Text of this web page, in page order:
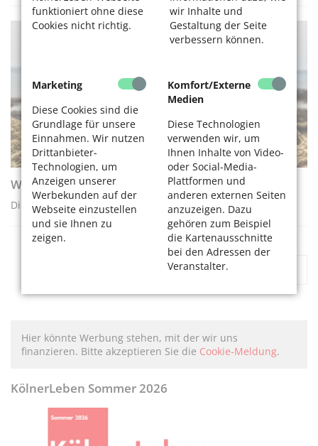
funktioniert ohne diese
Cookies nicht richtig.
wir Inhalte und
Gestaltung der Seite
verbessern können.
Marketing
Diese Cookies sind die
Grundlage für unsere
Einnahmen. Wir nutzen
Drittanbieter-
Technologien, um
Anzeigen unserer
Werbekunden auf der
Webseite einzustellen
und sie Ihnen zu
zeigen.
Komfort/Externe
Medien
Diese Technologien
verwenden wir, um
Ihnen Inhalte von Video-
oder Social-Media-
Plattformen und
anderen externen Seiten
anzuzeigen. Dazu
gehören zum Beispiel
die Kartenausschnitte
bei den Adressen der
Veranstalter.
Was ist drin in der Kosmetik?
Die App CodeCheck
« 1
Hier könnte Werbung stehen, mit der wir uns
finanzieren. Bitte akzeptieren Sie die Cookie-Meldung.
KölnerLeben Sommer 2026